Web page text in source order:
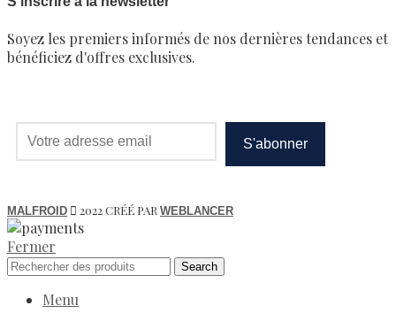
Soyez les premiers informés de nos dernières tendances et
bénéficiez d'offres exclusives.
MALFROID 2022 CRÉÉ PAR WEBLANCER
Fermer
Search
Menu